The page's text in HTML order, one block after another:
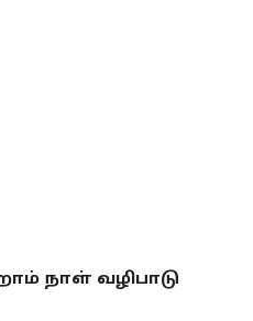
நாள் வழிபாடு